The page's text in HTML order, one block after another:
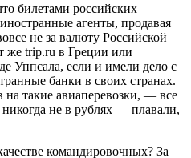
билетами российских
агенты, продавая
не за валюту Российской
же trip.ru в Греции или
Уппсала, если и имели дело с
банки в своих странах.
такие авиаперевозки, — все
не в рублях — плавали,
командировочных? За